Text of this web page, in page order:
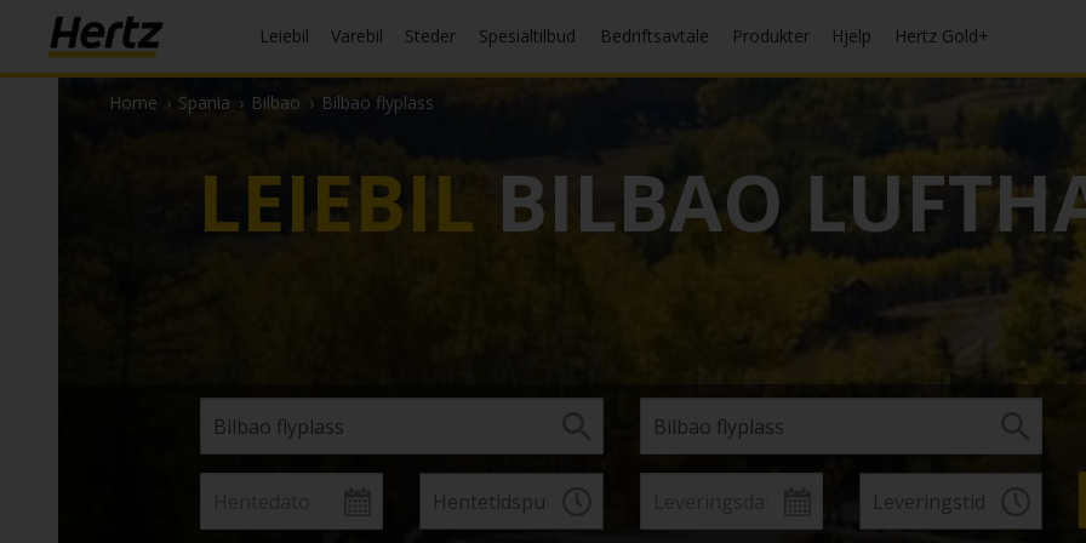
Leiebil Varebil Steder Spesialtilbud Bedriftsavtale Produkter Hjelp Hertz Gold+
Home › Spania › Bilbao › Bilbao flyplass
LEIEBIL BILBAO